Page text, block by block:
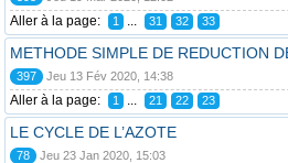
Aller à la page: 1 ... 31 32 33
METHODE SIMPLE DE REDUCTION
397 Jeu 13 Fév 2020, 14:38
Aller à la page: 1 ... 21 22 23
LE CYCLE DE L’AZOTE
78 Jeu 23 Jan 2020, 15:03